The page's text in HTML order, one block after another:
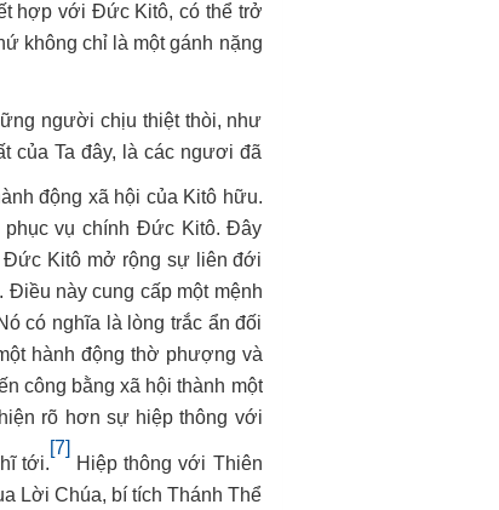
hợp với Đức Kitô, có thể trở
không chỉ là một gánh nặng
người chịu thiệt thòi, như
của Ta đây, là các ngươi đã
động xã hội của Kitô hữu.
vụ chính Đức Kitô. Đây
Đức Kitô mở rộng sự liên đới
Điều này cung cấp một mệnh
có nghĩa là lòng trắc ẩn đối
hành động thờ phượng và
công bằng xã hội thành một
rõ hơn sự hiệp thông với
tới.
[7]
Hiệp thông với Thiên
Lời Chúa, bí tích Thánh Thể